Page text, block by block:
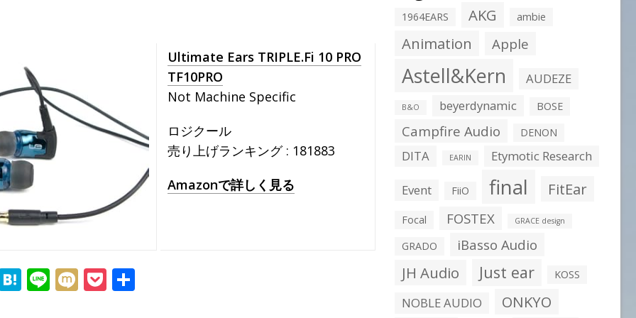
Ultimate Ears TRIPLE.Fi 10 PRO
TF10PRO
Not Machine Specific
ロジクール
売り上げランキング : 181883
Amazonで詳しく見る
H Li M P
1964EARS AKG ambie
Animation Apple
Astell&Kern AUDEZE
B&O beyerdynamic BOSE
Campfire Audio DENON
DITA EARIN Etymotic Research
Event FiiO final FitEar
Focal FOSTEX GRACE design
GRADO iBasso Audio
JH Audio Just ear KOSS
NOBLE AUDIO
ONKYO